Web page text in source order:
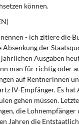
können.
- ich zitiere die
der
Ausgaben
man für richtig oder
auf Rentnerinnen
IV-Empfänger. Es
gehen müssen.
die Lohnempfänger
Jahren die